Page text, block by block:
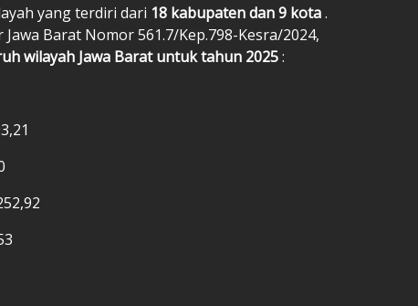
yang terdiri dari 18 kabupaten dan 9 kota.
Barat Nomor 561.7/Kep.798-Kesra/2024,
wilayah Jawa Barat untuk tahun 2025: